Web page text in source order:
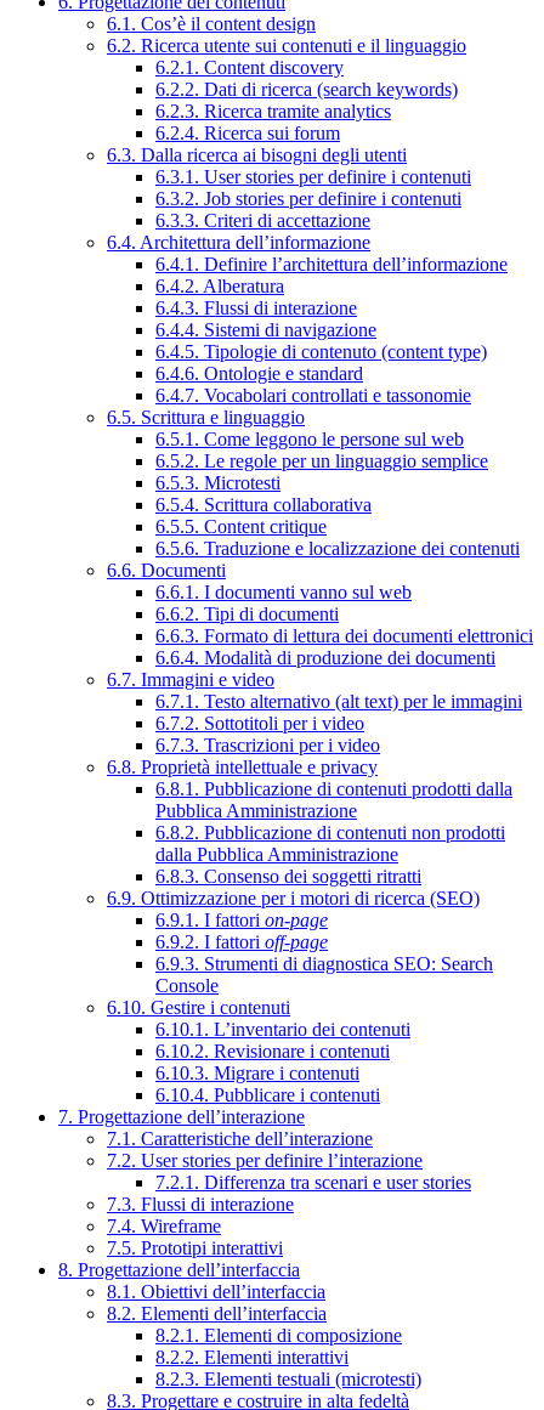
6.1. Cos’è il content design
6.2. Ricerca utente sui contenuti e il linguaggio
6.2.1. Content discovery
6.2.2. Dati di ricerca (search keywords)
6.2.3. Ricerca tramite analytics
6.2.4. Ricerca sui forum
6.3. Dalla ricerca ai bisogni degli utenti
6.3.1. User stories per definire i contenuti
6.3.2. Job stories per definire i contenuti
6.3.3. Criteri di accettazione
6.4. Architettura dell’informazione
6.4.1. Definire l’architettura dell’informazione
6.4.2. Alberatura
6.4.3. Flussi di interazione
6.4.4. Sistemi di navigazione
6.4.5. Tipologie di contenuto (content type)
6.4.6. Ontologie e standard
6.4.7. Vocabolari controllati e tassonomie
6.5. Scrittura e linguaggio
6.5.1. Come leggono le persone sul web
6.5.2. Le regole per un linguaggio semplice
6.5.3. Microtesti
6.5.4. Scrittura collaborativa
6.5.5. Content critique
6.5.6. Traduzione e localizzazione dei contenuti
6.6. Documenti
6.6.1. I documenti vanno sul web
6.6.2. Tipi di documenti
6.6.3. Formato di lettura dei documenti elettronici
6.6.4. Modalità di produzione dei documenti
6.7. Immagini e video
6.7.1. Testo alternativo (alt text) per le immagini
6.7.2. Sottotitoli per i video
6.7.3. Trascrizioni per i video
6.8. Proprietà intellettuale e privacy
6.8.1. Pubblicazione di contenuti prodotti dalla
Pubblica Amministrazione
6.8.2. Pubblicazione di contenuti non prodotti
dalla Pubblica Amministrazione
6.8.3. Consenso dei soggetti ritratti
6.9. Ottimizzazione per i motori di ricerca (SEO)
6.9.1. I fattori on-page
6.9.2. I fattori off-page
6.9.3. Strumenti di diagnostica SEO: Search
Console
6.10. Gestire i contenuti
6.10.1. L’inventario dei contenuti
6.10.2. Revisionare i contenuti
6.10.3. Migrare i contenuti
6.10.4. Pubblicare i contenuti
7. Progettazione dell’interazione
7.1. Caratteristiche dell’interazione
7.2. User stories per definire l’interazione
7.2.1. Differenza tra scenari e user stories
7.3. Flussi di interazione
7.4. Wireframe
7.5. Prototipi interattivi
8. Progettazione dell’interfaccia
8.1. Obiettivi dell’interfaccia
8.2. Elementi dell’interfaccia
8.2.1. Elementi di composizione
8.2.2. Elementi interattivi
8.2.3. Elementi testuali (microtesti)
8.3. Progettare e costruire in alta fedeltà